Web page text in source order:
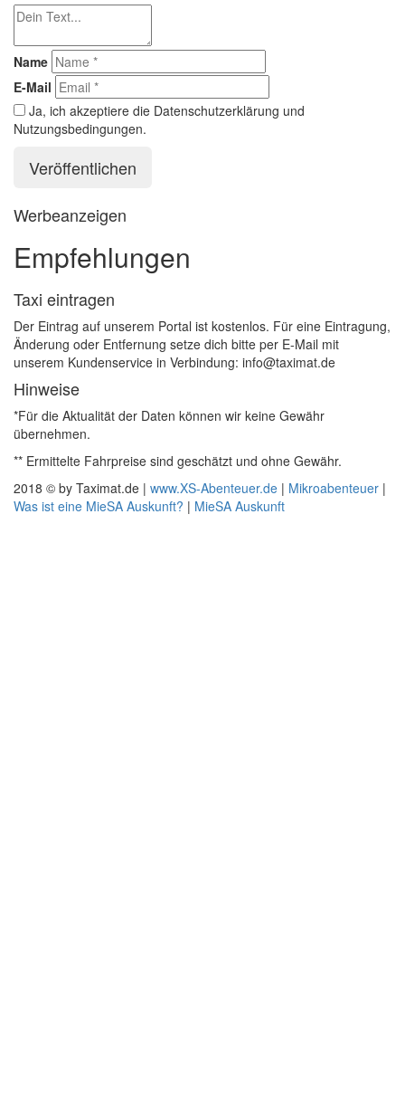
Name
E-Mail
Ja, ich akzeptiere die Datenschutzerklärung und
Nutzungsbedingungen.
Werbeanzeigen
Empfehlungen
Taxi eintragen
Der Eintrag auf unserem Portal ist kostenlos. Für eine Eintragung,
Änderung oder Entfernung setze dich bitte per E-Mail mit
unserem Kundenservice in Verbindung: info@taximat.de
Hinweise
*Für die Aktualität der Daten können wir keine Gewähr
übernehmen.
** Ermittelte Fahrpreise sind geschätzt und ohne Gewähr.
2018 © by Taximat.de | www.XS-Abenteuer.de | Mikroabenteuer |
Was ist eine MieSA Auskunft? | MieSA Auskunft